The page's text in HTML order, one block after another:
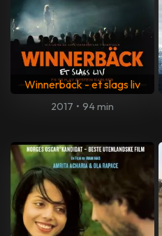
Winnerbäck - et slags liv
2017 • 94 min